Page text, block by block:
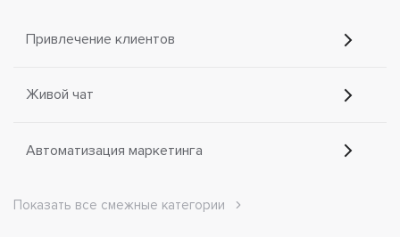
Привлечение клиентов
Живой чат
Автоматизация маркетинга
Показать все смежные категории